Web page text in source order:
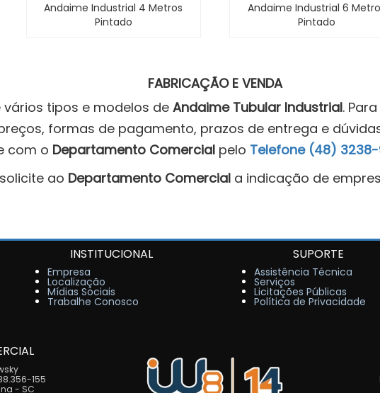
Andaime Industrial 4 Metros
Pintado
Andaime Industrial 6
Pintado
FABRICAÇÃO E VENDA
tipos e modelos deAndaime Tubular Industrial.
formas de pagamento, prazos de entrega e
com o Departamento Comercial pelo Telefone (48)
ao Departamento Comercial a indicação de
INSTITUCIONAL
Empresa
Localização
Mídias Sociais
Trabalhe Conosco
SUPORTE
Assistência Técnica
Serviços
Licitações Públicas
Política de Privacidade
155
- SC